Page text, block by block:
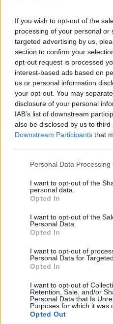
If you wish to opt-out of the
processing of your personal or
targeted advertising by us,
section to confirm your
opt-out request is processed
interest-based ads based on
us or personal information
your opt-out. You may
disclosure of your personal
IAB’s list of downstream
also be disclosed by us to third
Downstream Participants that
Please note that this website/
not limited to your visit or
grant or deny consent to
use your data for below
consent section.
Personal Data Processing
I want to opt-out of the
personal data.
Opted In
I want to opt-out of the
Personal Data.
Opted In
I want to opt-out of
Personal Data for
Opted In
I want to opt-out of
Retention, Sale, and/or
Personal Data that Is
Purposes for which it was
Opted Out
Cordeluta floare din tul
- furnizor Josephine
accesorii florale